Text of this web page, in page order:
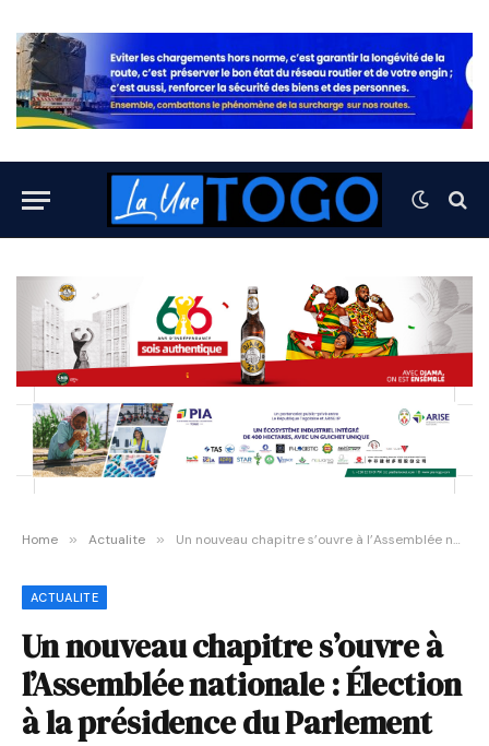
Home » Actualite » Un nouveau chapitre s’ouvre à l’Assemblée nationale : Élection à la présidence du Parlement
ACTUALITE
Un nouveau chapitre s’ouvre à
l’Assemblée nationale : Élection
à la présidence du Parlement